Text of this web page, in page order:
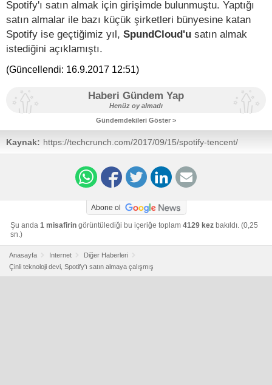
Spotify'ı satın almak için girişimde bulunmuştu. Yaptığı
satın almalar ile bazı küçük şirketleri bünyesine katan
Spotify ise geçtiğimiz yıl, SpundCloud'u satın almak
istediğini açıklamıştı.
(Güncellendi: 16.9.2017 12:51)
Haberi Gündem Yap
Henüz oy almadı
Gündemdekileri Göster >
Kaynak: https://techcrunch.com/2017/09/15/spotify-tencent/
Abone ol
Şu anda 1 misafirin görüntülediği bu içeriğe toplam 4129 kez bakıldı. (0,25
sn.)
Anasayfa Internet
Diğer Haberleri
Çinli teknoloji devi, Spotify'ı satın almaya çalışmış